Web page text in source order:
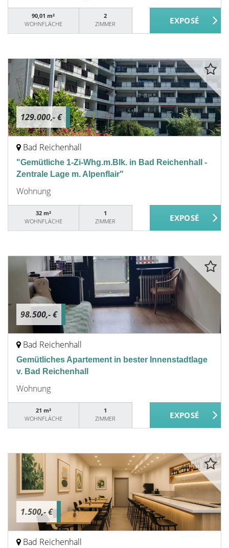
90,01 m²
WOHNFLÄCHE
2
ZIMMER
129.000,- €
Bad Reichenhall
"Gemütliche 1-Zi-Whg.m.Blk. in Bad Reichenhall -
Zentrale Lage m. Alpenflair"
Wohnung
32 m²
WOHNFLÄCHE
1
ZIMMER
98.500,- €
Bad Reichenhall
Gemütliches Apartement in bester Innenstadtlage
v. Bad Reichenhall
Wohnung
21 m²
WOHNFLÄCHE
1
ZIMMER
1.500,- €
Bad Reichenhall